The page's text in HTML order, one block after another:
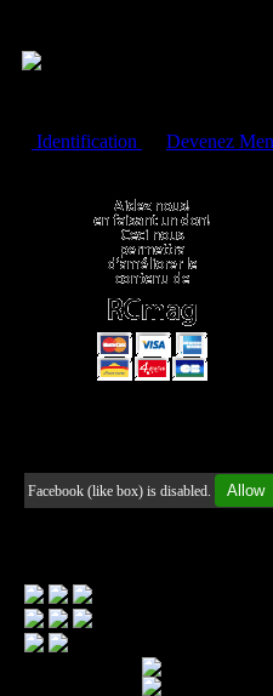
Identification
Devenez
Facebook (like box) is disabled. Allow